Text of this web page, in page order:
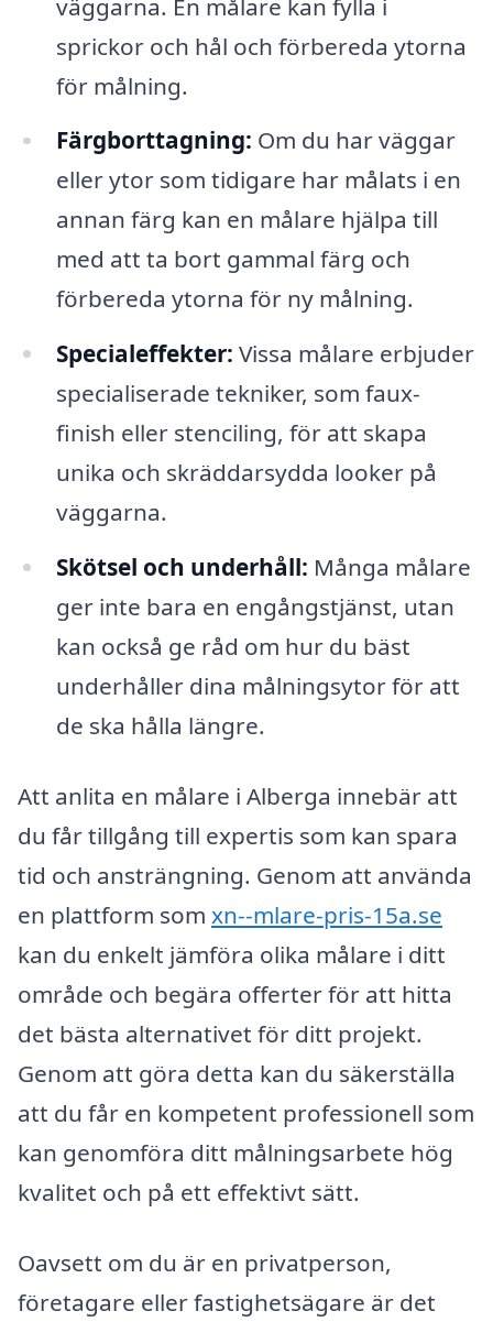
väggarna. En målare kan fylla i
sprickor och hål och förbereda ytorna
för målning.
Färgborttagning: Om du har väggar
eller ytor som tidigare har målats i en
annan färg kan en målare hjälpa till
med att ta bort gammal färg och
förbereda ytorna för ny målning.
Specialeffekter: Vissa målare erbjuder
specialiserade tekniker, som faux-
finish eller stenciling, för att skapa
unika och skräddarsydda looker på
väggarna.
Skötsel och underhåll: Många målare
ger inte bara en engångstjänst, utan
kan också ge råd om hur du bäst
underhåller dina målningsytor för att
de ska hålla längre.
Att anlita en målare i Alberga innebär att
du får tillgång till expertis som kan spara
tid och ansträngning. Genom att använda
en plattform som xn--mlare-pris-15a.se
kan du enkelt jämföra olika målare i ditt
område och begära offerter för att hitta
det bästa alternativet för ditt projekt.
Genom att göra detta kan du säkerställa
att du får en kompetent professionell som
kan genomföra ditt målningsarbete hög
kvalitet och på ett effektivt sätt.
Oavsett om du är en privatperson,
företagare eller fastighetsägare är det